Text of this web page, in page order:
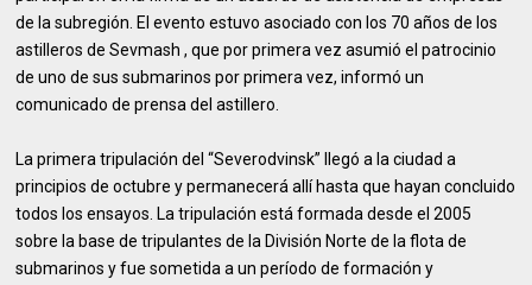
de la subregión. El evento estuvo asociado con los 70 años de los
astilleros de Sevmash , que por primera vez asumió el patrocinio
de uno de sus submarinos por primera vez, informó un
comunicado de prensa del astillero.
La primera tripulación del “Severodvinsk” llegó a la ciudad a
principios de octubre y permanecerá allí hasta que hayan concluido
todos los ensayos. La tripulación está formada desde el 2005
sobre la base de tripulantes de la División Norte de la flota de
submarinos y fue sometida a un período de formación y